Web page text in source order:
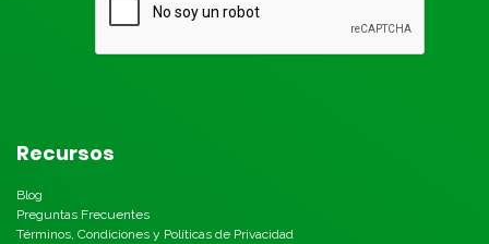
Recursos
Blog
Preguntas Frecuentes
Términos, Condiciones y Políticas de Privacidad